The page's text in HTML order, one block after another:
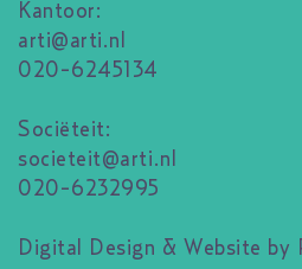
Kantoor:
arti@arti.nl
020-6245134
Sociëteit:
societeit@arti.nl
020-6232995
Digital Design & Website by